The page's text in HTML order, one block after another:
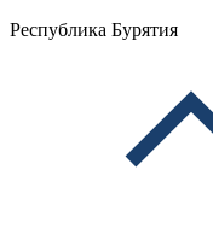
Республика Бурятия